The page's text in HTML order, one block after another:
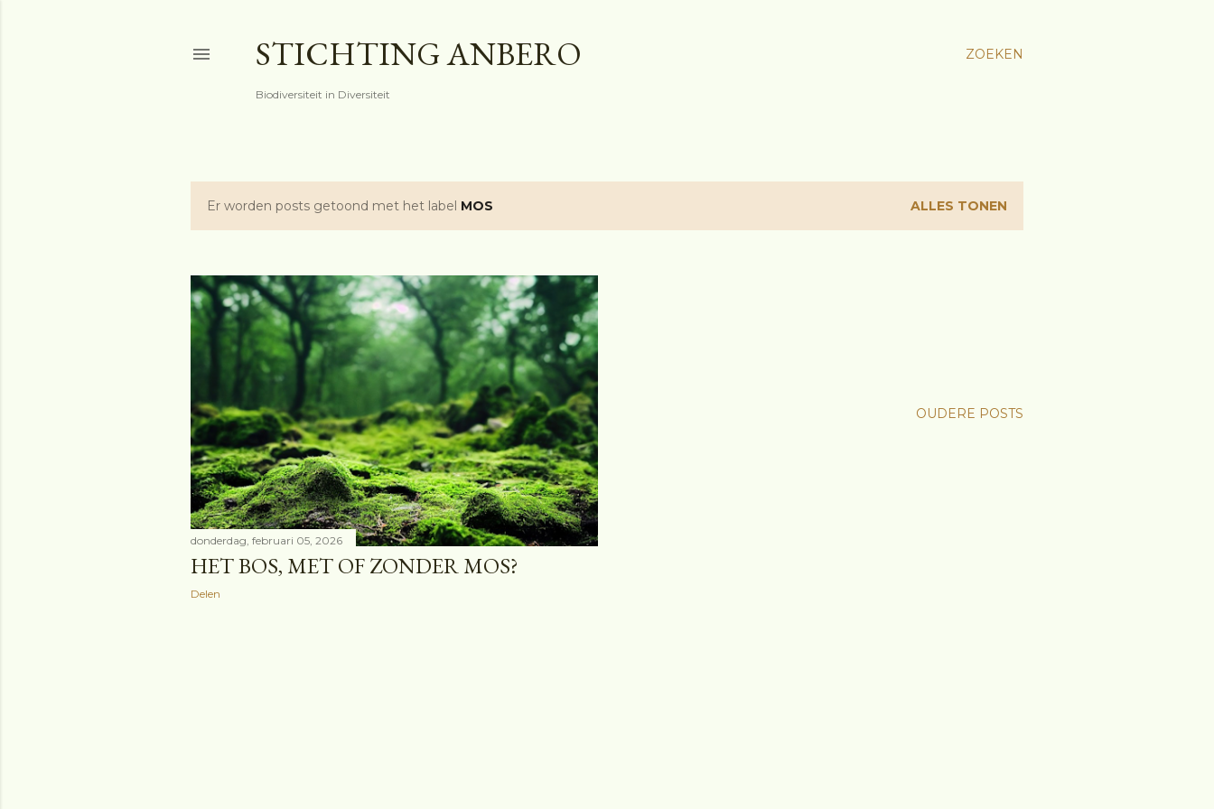
ZOEKEN
STICHTING ANBERO
Biodiversiteit in Diversiteit
P
s
t
s
Er worden posts getoond met het label MOS ALLES TONEN
donderdag, februari 05, 2026
HET BOS, MET OF ZONDER MOS?
Delen
OUDERE POSTS